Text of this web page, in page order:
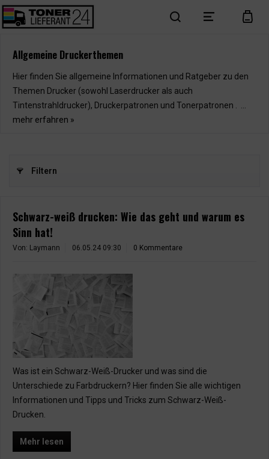
search menu cart
Allgemeine Druckerthemen
Hier finden Sie allgemeine Informationen und Ratgeber zu den
Themen Drucker (sowohl Laserdrucker als auch
Tintenstrahldrucker), Druckerpatronen und Tonerpatronen . ...
mehr erfahren »
Filtern
Schwarz-weiß drucken: Wie das geht und warum es
Sinn hat!
Von: Laymann 06.05.24 09:30 0 Kommentare
Was ist ein Schwarz-Weiß-Drucker und was sind die
Unterschiede zu Farbdruckern? Hier finden Sie alle wichtigen
Informationen und Tipps und Tricks zum Schwarz-Weiß-
Drucken.
Mehr lesen